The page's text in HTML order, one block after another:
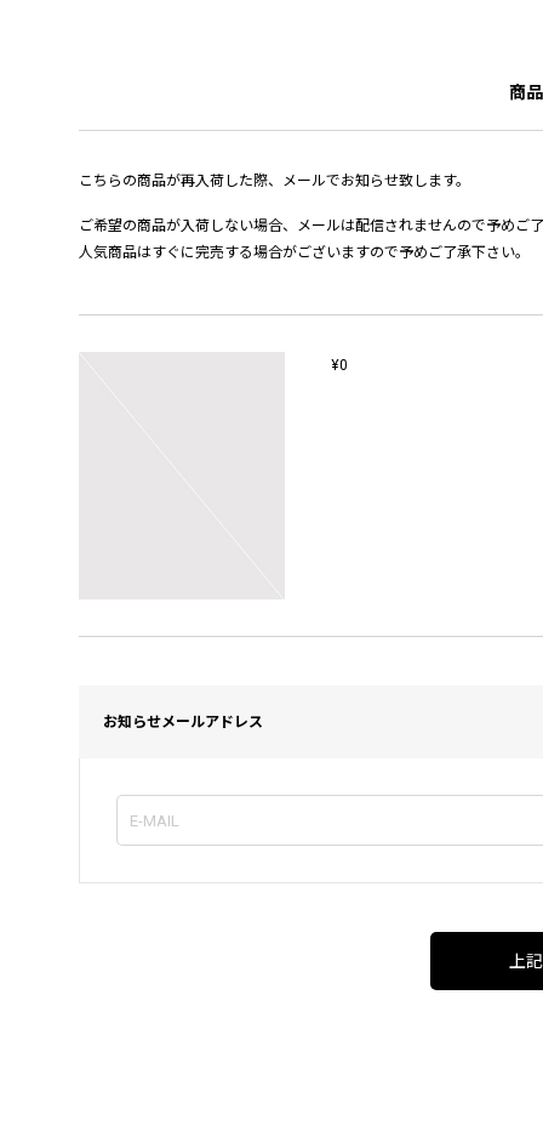
商
こちらの商品が再入荷した際、メールでお知らせ致します。
ご希望の商品が入荷しない場合、メールは配信されませんので予めご
人気商品はすぐに完売する場合がございますので予めご了承下さい。
¥0
お知らせメールアドレス
上